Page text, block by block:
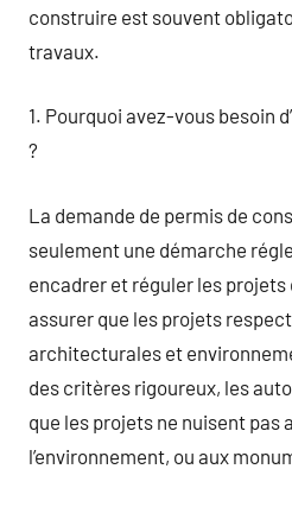
construire est souvent
travaux.
1. Pourquoi avez-vous besoin
?
La demande de permis de
seulement une démarche
encadrer et réguler les
assurer que les projets
architecturales et
des critères rigoureux, les
que les projets ne nuisent pas
l’environnement, ou aux